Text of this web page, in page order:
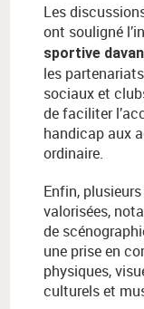
Les
ont souligné
sportive
les
sociaux et
de faciliter
handicap aux
ordinaire.
Enfin,
valorisées,
de
une prise en
physiques,
culturels et